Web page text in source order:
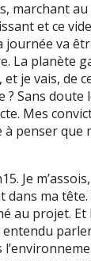
marchant
et ce vide
journée va
La planète
je vais, de
Sans doute
Mes
à penser que
Je
dans ma tête.
au projet. Et
entendu